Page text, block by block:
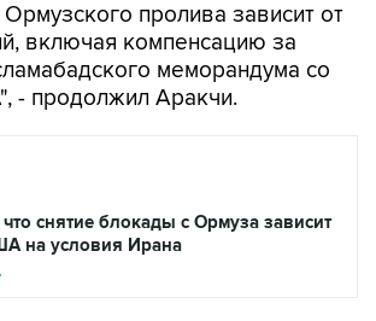
пролива зависит от
включая компенсацию за
меморандума со
- продолжил Аракчи.
снятие блокады с Ормуза зависит
на условия Ирана